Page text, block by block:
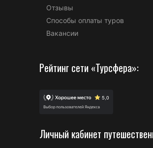
Отзывы
Способы оплаты туров
Вакансии
Рейтинг сети «Турсфера»:
Личный кабинет